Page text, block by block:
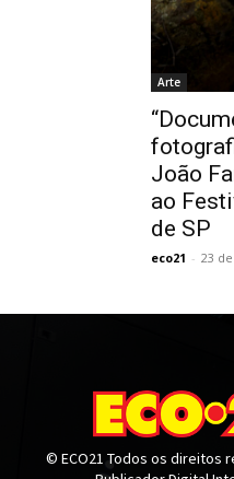
Arte
João
ao
de SP
eco21 - 23
© ECO21 Todos os direitos